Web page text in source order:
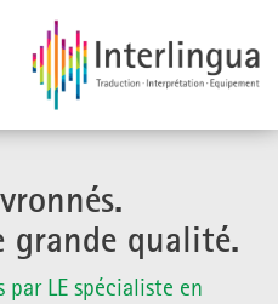
grande qualité.
LE spécialiste en